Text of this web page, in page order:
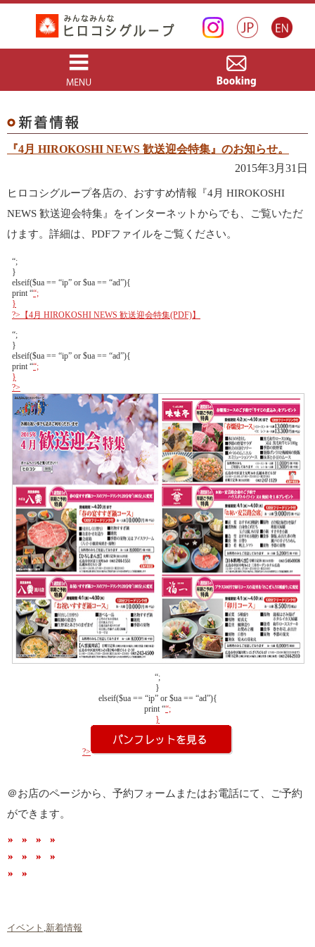
『4月 HIROKOSHI NEWS 歓送迎会特集』のお知らせ。
2015年3月31日
ヒロコシグループ各店の、おすすめ情報『4月 HIROKOSHI
NEWS 歓送迎会特集』をインターネットからでも、ご覧いただ
けます。詳細は、PDFファイルをご覧ください。
“;
}
elseif($ua == “ip” or $ua == “ad”){
print ““;
}
?>【4月 HIROKOSHI NEWS 歓送迎会特集(PDF)】
“;
}
elseif($ua == “ip” or $ua == “ad”){
print ““;
}
?>
“;
}
elseif($ua == “ip” or $ua == “ad”){
print ““;
}
?>
＠お店のページから、予約フォームまたはお電話にて、ご予約
ができます。
イベント ,新着情報